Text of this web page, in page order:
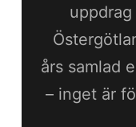
års samlad
– inget är